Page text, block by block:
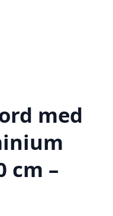
med
cm –